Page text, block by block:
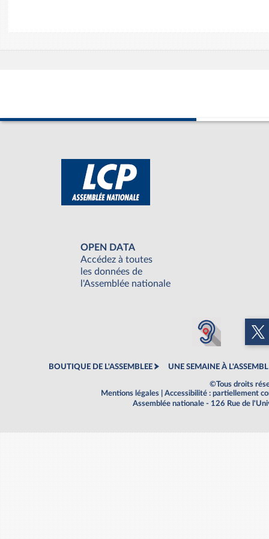
OPEN DATA
Accédez à toutes
les données de
l'Assemblée nationale
BOUTIQUE DE L'ASSEMBLEE UNE SEMAINE À
©Tous droits
Mentions légales
Accessibilité : partiellement
Assemblée nationale - 126 Rue de